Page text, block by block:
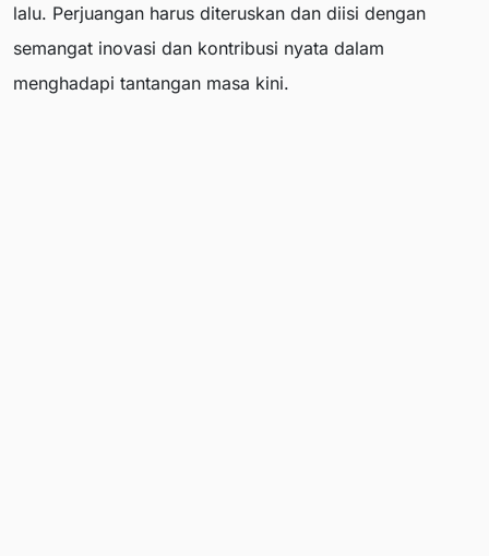
lalu. Perjuangan harus diteruskan dan diisi dengan
semangat inovasi dan kontribusi nyata dalam
menghadapi tantangan masa kini.